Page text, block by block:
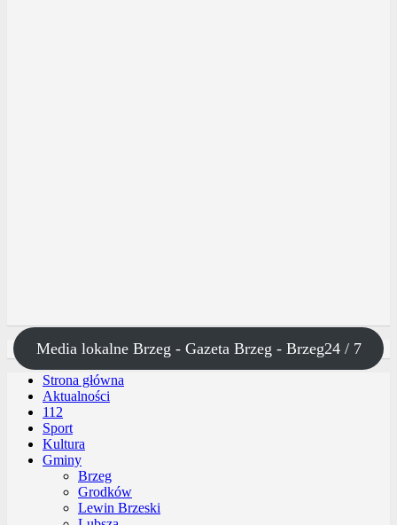
Media lokalne Brzeg - Gazeta Brzeg - Brzeg24 / 7
Strona główna
Aktualności
112
Sport
Kultura
Gminy
Brzeg
Grodków
Lewin Brzeski